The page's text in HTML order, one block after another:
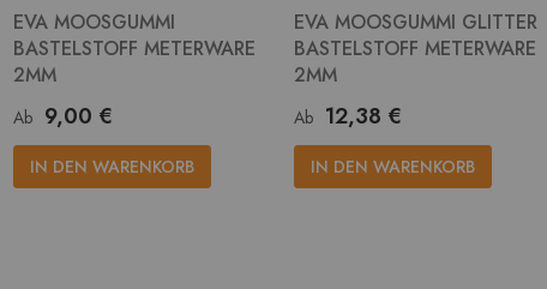
EVA MOOSGUMMI
BASTELSTOFF METERWARE
2MM
Ab 9,00 €
IN DEN WARENKORB
EVA MOOSGUMMI GLITTER
BASTELSTOFF METERWARE
2MM
Ab 12,38 €
IN DEN WARENKORB